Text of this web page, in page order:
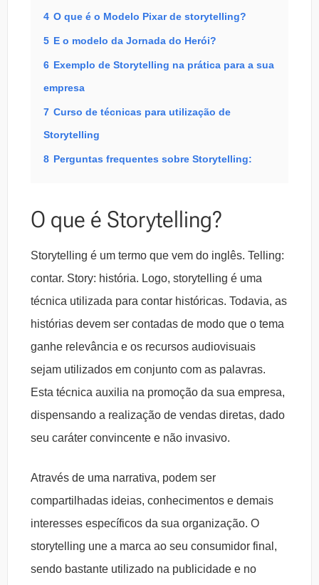
4 O que é o Modelo Pixar de storytelling?
5 E o modelo da Jornada do Herói?
6 Exemplo de Storytelling na prática para a sua
empresa
7 Curso de técnicas para utilização de
Storytelling
8 Perguntas frequentes sobre Storytelling:
O que é Storytelling?
Storytelling é um termo que vem do inglês. Telling:
contar. Story: história. Logo, storytelling é uma
técnica utilizada para contar históricas. Todavia, as
histórias devem ser contadas de modo que o tema
ganhe relevância e os recursos audiovisuais
sejam utilizados em conjunto com as palavras.
Esta técnica auxilia na promoção da sua empresa,
dispensando a realização de vendas diretas, dado
seu caráter convincente e não invasivo.
Através de uma narrativa, podem ser
compartilhadas ideias, conhecimentos e demais
interesses específicos da sua organização. O
storytelling une a marca ao seu consumidor final,
sendo bastante utilizado na publicidade e no